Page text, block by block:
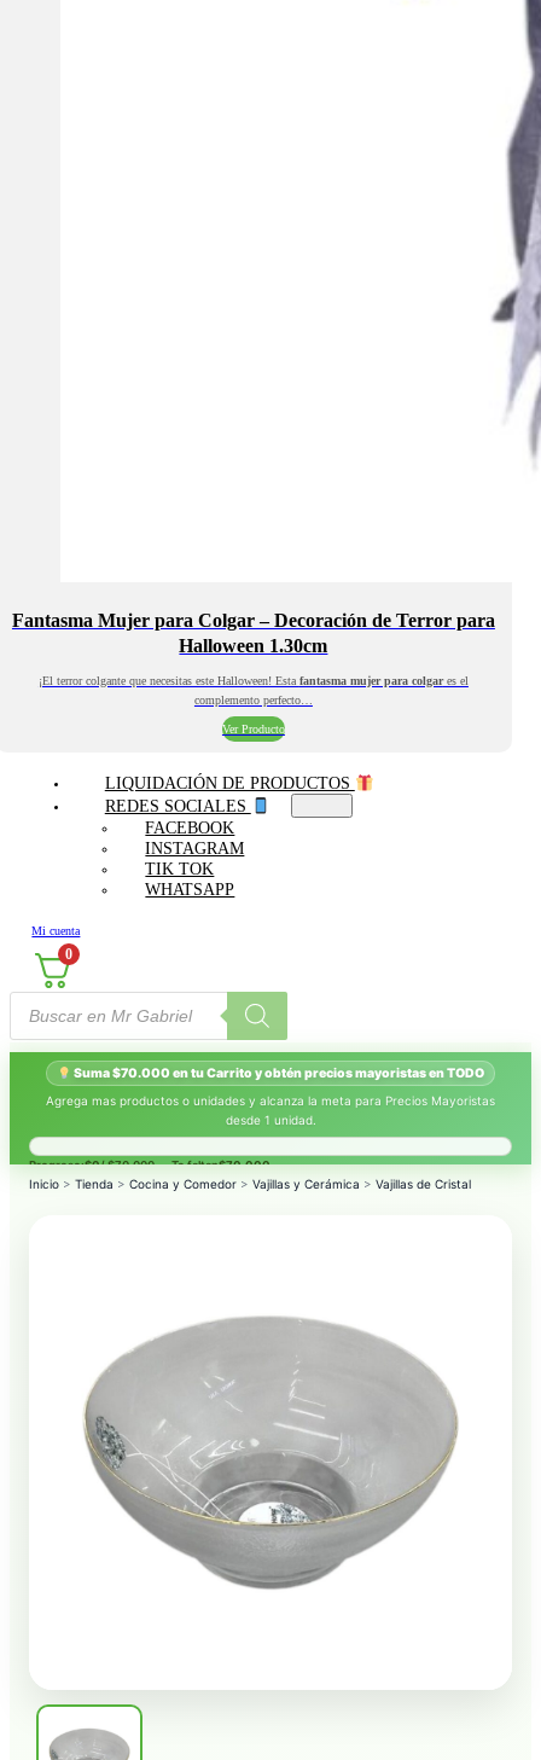
Fantasma Mujer para Colgar – Decoración de Terror para
Halloween 1.30cm
¡El terror colgante que necesitas este Halloween! Esta fantasma mujer para colgares el
complemento perfecto…
Ver Producto
LIQUIDACIÓN DE PRODUCTOS
REDES SOCIALES
FACEBOOK
INSTAGRAM
TIK TOK
WHATSAPP
Mi cuenta
0
Búsqueda
productos
Suma $70.000 en tu Carrito y obtén precios mayoristas en TODO
Agrega mas productos o unidades y alcanza la meta para Precios Mayoristas
desde 1 unidad.
Progreso:$0/ $70.000 — Te faltan$70.000.
Inicio > Tienda > Cocina y Comedor > Vajillas y Cerámica > Vajillas de Cristal